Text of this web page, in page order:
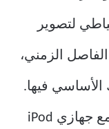
لتصوير
الزمني،
فيها.
هذه حيلة جربتها قبل بضع سنوات مع جهازي iPod